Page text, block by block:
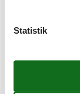
Statistik